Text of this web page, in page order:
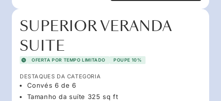
SUPERIOR VERANDA
SUITE
OFERTA POR TEMPO LIMITADO POUPE 10%
DESTAQUES DA CATEGORIA
Convés 6 de 6
Tamanho da suíte 325 sq ft